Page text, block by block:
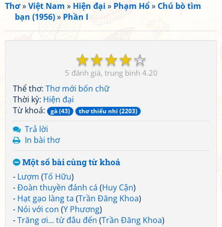
Thơ»Việt Nam » Hiện đại » Phạm Hổ» Chú bò tìm
bạn (1956)» Phần I
☆
☆
☆
☆
☆
5 4.20
Thể thơ: Thơ mới bốn chữ
Thời kỳ: Hiện đại
Từ khoá:
gà (43) thơ thiếu nhi (2203)
Trả lời
In bài thơ
Một số bài cùng từ khoá
- Lượm (Tố Hữu)
-Đoàn thuyền đánh cá (Huy Cận)
- Hạt gạo làng ta (Trần Đăng Khoa)
- Nói với con (Y Phương)
-Trăng ơi... từ đâu đến (Trần Đăng Khoa)